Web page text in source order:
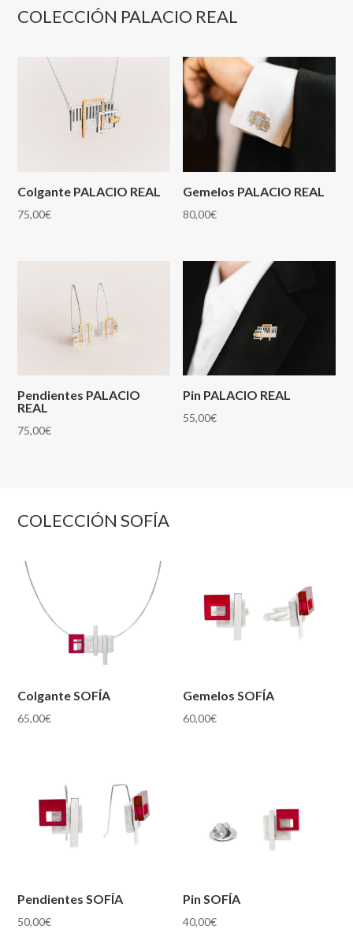
COLECCIÓN PALACIO REAL
Colgante PALACIO REAL
75,00€
Gemelos PALACIO REAL
80,00€
Pendientes PALACIO
REAL
75,00€
Pin PALACIO REAL
55,00€
COLECCIÓN SOFÍA
Colgante SOFÍA
65,00€
Gemelos SOFÍA
60,00€
Pendientes SOFÍA
50,00€
Pin SOFÍA
40,00€